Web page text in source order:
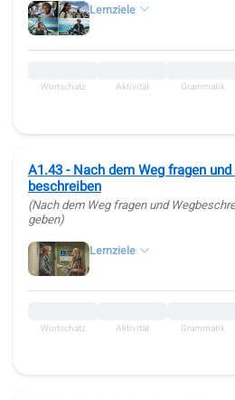
Lernziele
Wortschatz Aktivität Grammatik
A1.43 - Nach dem Weg fragen und
beschreiben
(Nach dem Weg fragen und
geben)
Lernziele
Wortschatz Aktivität Grammatik